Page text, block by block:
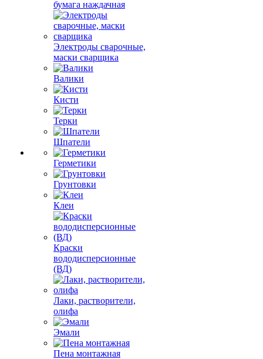
бумага наждачная
Электроды сварочные,
маски сварщика
Валики
Кисти
Терки
Шпатели
Герметики
Грунтовки
Клеи
Краски
вододисперсионные
(ВД)
Лаки, растворители,
олифа
Эмали
Пена монтажная